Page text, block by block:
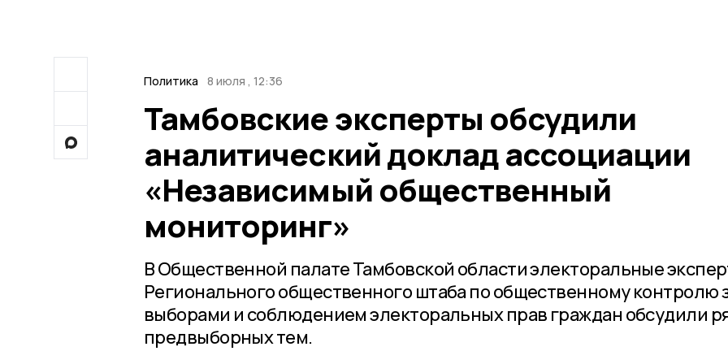
Политика 8 июля , 12:36
Тамбовские эксперты обсудили
аналитический доклад ассоциации
«Независимый общественный
мониторинг»
В Общественной палате Тамбовской области электоральные
Регионального общественного штаба по общественному контролю
выборами и соблюдением электоральных прав граждан обсудили
предвыборных тем.